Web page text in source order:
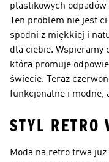
plastikowych
Ten problem nie jest
spodni z miękkiej i
dla ciebie. Wspieramy
która promuje
świecie. Teraz
funkcjonalne i modne,
STYL RETRO
Moda na retro trwa